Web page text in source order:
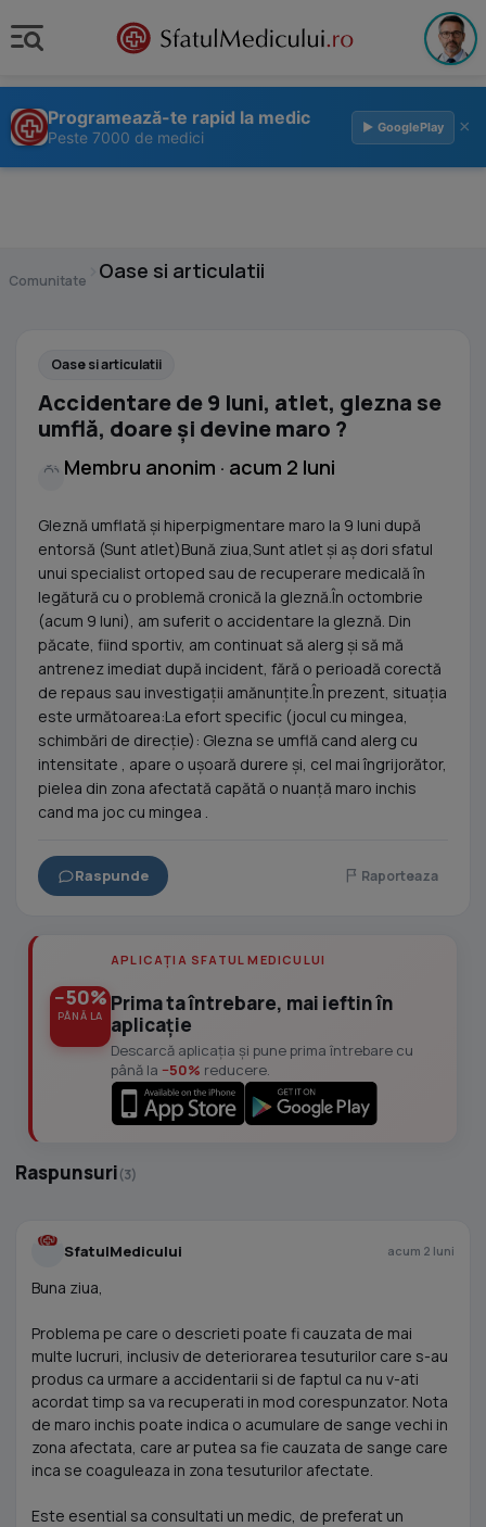
Programează-te rapid la medic
Peste 7000 de medici
▶ GooglePlay ×
Comunitate Oase si articulatii
Oase si articulatii
Accidentare de 9 luni, atlet, glezna se
umflă, doare și devine maro ?
Membru anonim · acum 2 luni
Gleznă umflată și hiperpigmentare maro la 9 luni după
entorsă (Sunt atlet)Bună ziua,Sunt atlet și aș dori sfatul
unui specialist ortoped sau de recuperare medicală în
legătură cu o problemă cronică la gleznă.În octombrie
(acum 9 luni), am suferit o accidentare la gleznă. Din
păcate, fiind sportiv, am continuat să alerg și să mă
antrenez imediat după incident, fără o perioadă corectă
de repaus sau investigații amănunțite.În prezent, situația
este următoarea:La efort specific (jocul cu mingea,
schimbări de direcție): Glezna se umflă cand alerg cu
intensitate , apare o ușoară durere și, cel mai îngrijorător,
pielea din zona afectată capătă o nuanță maro inchis
cand ma joc cu mingea .
Raspunde Raporteaza
−50%
PÂNĂ LA
APLICAȚIA SFATUL MEDICULUI
Prima ta întrebare, mai ieftin în
aplicație
Descarcă aplicația și pune prima întrebare cu
până la −50% reducere.
Raspunsuri(3)
SfatulMedicului acum 2 luni
Buna ziua,
Problema pe care o descrieti poate fi cauzata de mai
multe lucruri, inclusiv de deteriorarea tesuturilor care s-au
produs ca urmare a accidentarii si de faptul ca nu v-ati
acordat timp sa va recuperati in mod corespunzator. Nota
de maro inchis poate indica o acumulare de sange vechi in
zona afectata, care ar putea sa fie cauzata de sange care
inca se coaguleaza in zona tesuturilor afectate.
Este esential sa consultati un medic, de preferat un